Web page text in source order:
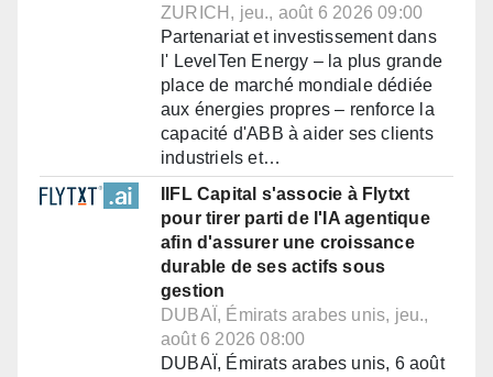
ZURICH, jeu., août 6 2026 09:00
Partenariat et investissement dans
l' LevelTen Energy – la plus grande
place de marché mondiale dédiée
aux énergies propres – renforce la
capacité d'ABB à aider ses clients
industriels et…
IIFL Capital s'associe à Flytxt
pour tirer parti de l'IA agentique
afin d'assurer une croissance
durable de ses actifs sous
gestion
DUBAÏ, Émirats arabes unis, jeu.,
août 6 2026 08:00
DUBAÏ, Émirats arabes unis, 6 août